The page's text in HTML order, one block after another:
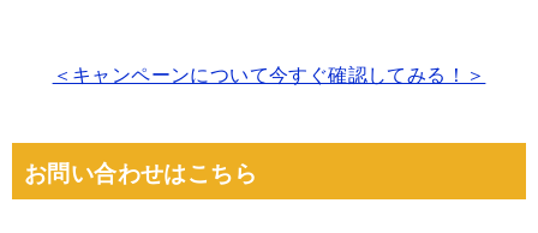
＜キャンペーンについて今すぐ確認してみる！＞
お問い合わせはこちら